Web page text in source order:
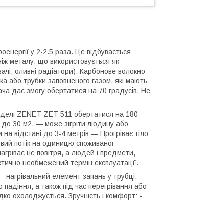
у 2-2.5 раза. Це відбувається
металу, що використовується як
оливні радіатори). Карбонове волокно
або трубки заповненого газом, які мають
дає змогу обертатися на 70 градусів. Не
ZENET ZET-511 обертатися на 180
до 30 м2. — може зігріти людину або
відстані до 3-4 метрів — Прогріває тіло
потік на одиницю споживаної
не повітря, а людей і предмети,
необмежений термін експлуатації.
елемент запань у трубці,
а також під час перегрівання або
охолоджується. Зручність і комфорт: -